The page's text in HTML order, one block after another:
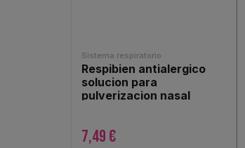
Sistema respiratorio
Respibien antialergico
solucion para
pulverizacion nasal
7,49 €